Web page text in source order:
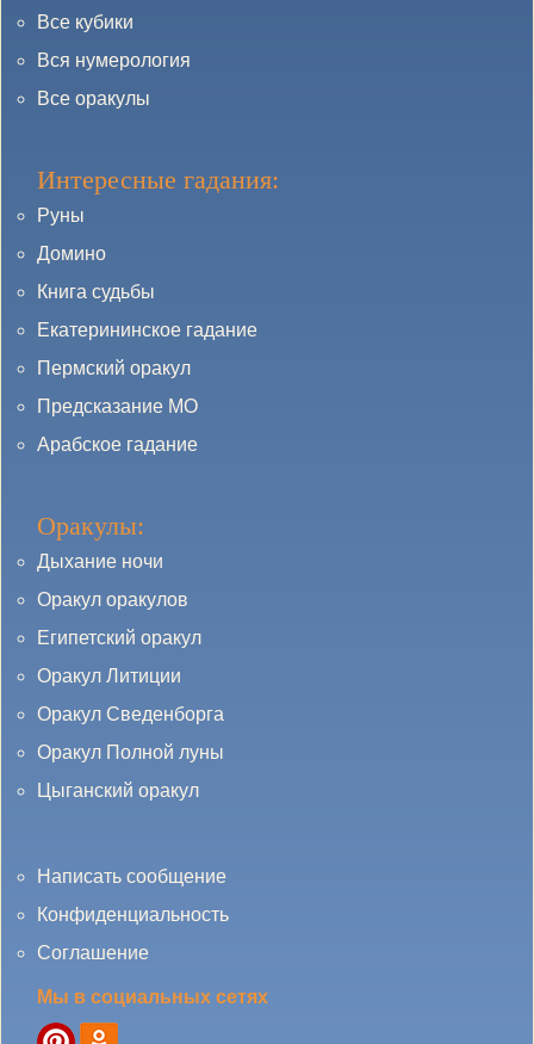
Все кубики
Вся нумерология
Все оракулы
Интересные гадания:
Руны
Домино
Книга судьбы
Екатерининское гадание
Пермский оракул
Предсказание МО
Арабское гадание
Оракулы:
Дыхание ночи
Оракул оракулов
Египетский оракул
Оракул Литиции
Оракул Сведенборга
Оракул Полной луны
Цыганский оракул
Написать сообщение
Конфиденциальность
Соглашение
Мы в социальных сетях